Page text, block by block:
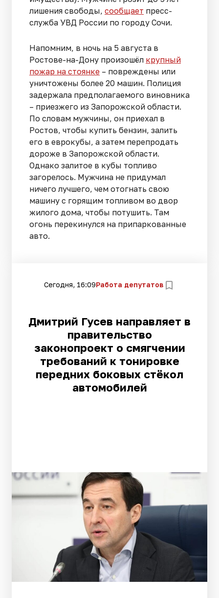
лишения свободы, сообщает пресс-
служба УВД России по городу Сочи.
Напомним, в ночь на 5 августа в
Ростове-на-Дону произошёл крупный
пожар на стоянке – повреждены или
уничтожены более 20 машин. Полиция
задержала предполагаемого виновника
– приезжего из Запорожской области.
По словам мужчины, он приехал в
Ростов, чтобы купить бензин, залить
его в еврокубы, а затем перепродать
дороже в Запорожской области.
Однако залитое в кубы топливо
загорелось. Мужчина не придумал
ничего лучшего, чем отогнать свою
машину с горящим топливом во двор
жилого дома, чтобы потушить. Там
огонь перекинулся на припаркованные
авто.
Сегодня, 16:09Работа депутатов
Дмитрий Гусев направляет в
правительство
законопроект о смягчении
требований к тонировке
передних боковых стёкол
автомобилей